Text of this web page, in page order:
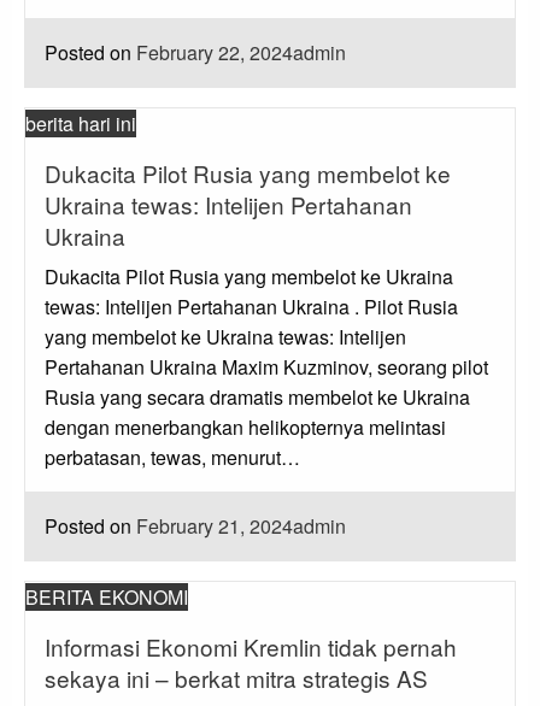
Posted on February 22, 2024admin
berita hari ini
Dukacita Pilot Rusia yang membelot ke
Ukraina tewas: Intelijen Pertahanan
Ukraina
Dukacita Pilot Rusia yang membelot ke Ukraina
tewas: Intelijen Pertahanan Ukraina . Pilot Rusia
yang membelot ke Ukraina tewas: Intelijen
Pertahanan Ukraina Maxim Kuzminov, seorang pilot
Rusia yang secara dramatis membelot ke Ukraina
dengan menerbangkan helikopternya melintasi
perbatasan, tewas, menurut…
Posted on February 21, 2024admin
BERITA EKONOMI
Informasi Ekonomi Kremlin tidak pernah
sekaya ini – berkat mitra strategis AS